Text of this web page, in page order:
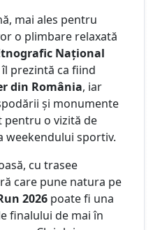
mai ales pentru
o plimbare relaxată
Național
prezintă ca fiind
din România, iar
și monumente
o vizită de
weekendului sportiv.
cu trasee
care pune natura pe
2026 poate fi una
finalului de mai în